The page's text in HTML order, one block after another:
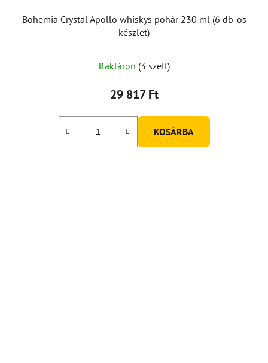
Bohemia Crystal Apollo whiskys pohár 230 ml (6 db-os
készlet)
Raktáron (3 szett)
29 817 Ft
KOSÁRBA